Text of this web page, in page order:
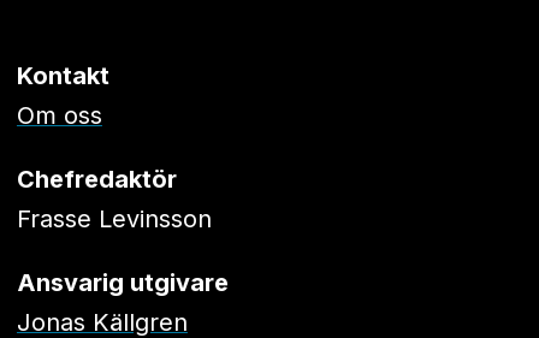
Kontakt
Om oss
Chefredaktör
Frasse Levinsson
Ansvarig utgivare
Jonas Källgren